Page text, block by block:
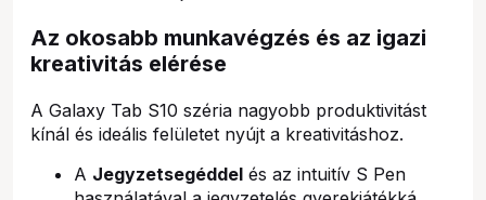
Az okosabb munkavégzés és az igazi
kreativitás elérése
A Galaxy Tab S10 széria nagyobb produktivitást
kínál és ideális felületet nyújt a kreativitáshoz.
A Jegyzetsegéddel és az intuitív S Pen